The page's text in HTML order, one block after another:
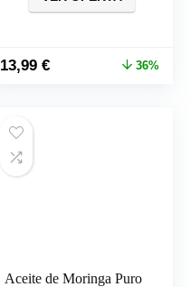
El
21,99 €.
13,99€El
36%
Aceite de Moringa Puro